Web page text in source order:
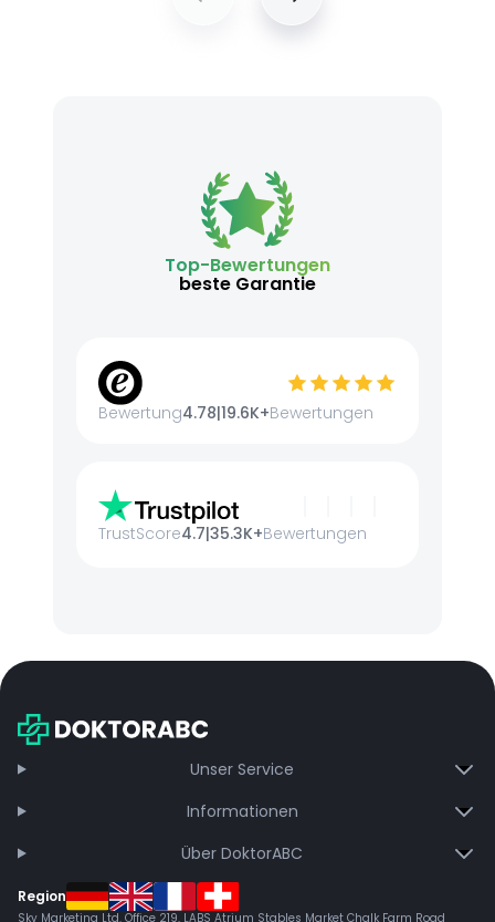
Top-Bewertungen
beste Garantie
Bewertung4.78|19.6K+Bewertungen
TrustScore4.7|35.3K+Bewertungen
Unser Service
Informationen
Über DoktorABC
Region
Sky Marketing Ltd. Office 219, LABS Atrium Stables Market Chalk Farm Road